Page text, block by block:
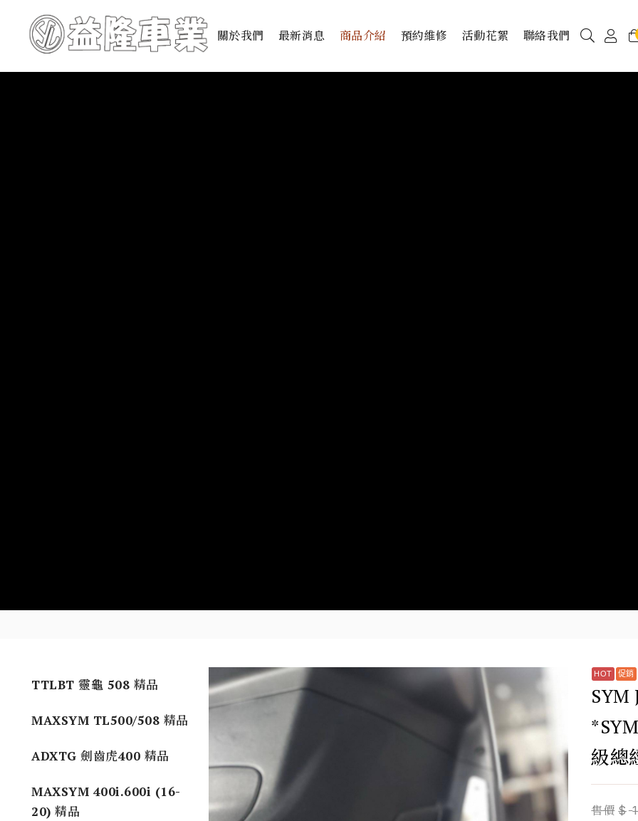
關於我們 最新消息 商品介紹 預約維修 活動花絮 聯絡我們
TTLBT 靈龜 508 精品
MAXSYM TL500/508 精品
ADXTG 劍齒虎400 精品
MAXSYM 400i.600i (16-
20) 精品
SYM
級總
售價 $